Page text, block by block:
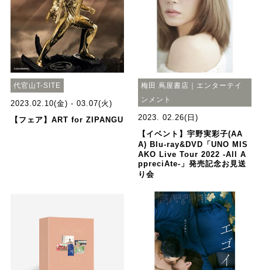
代官山T-SITE
2023.02.10(金) - 03.07(火)
【フェア】ART for ZIPANGU
梅田 蔦屋書店｜エンターテイ
ンメント
2023. 02.26(日)
【イベント】宇野実彩子(AA
A) Blu-ray&DVD「UNO MIS
AKO Live Tour 2022 -All A
ppreciAte-」発売記念お見送
り会